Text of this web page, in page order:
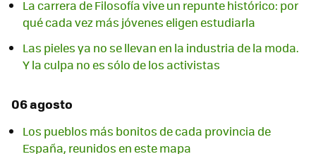
La carrera de Filosofía vive un repunte histórico: por
qué cada vez más jóvenes eligen estudiarla
Las pieles ya no se llevan en la industria de la moda.
Y la culpa no es sólo de los activistas
06 agosto
Los pueblos más bonitos de cada provincia de
España, reunidos en este mapa